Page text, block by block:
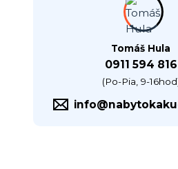
Tomáš Hula
0911 594 816
(Po-Pia, 9-